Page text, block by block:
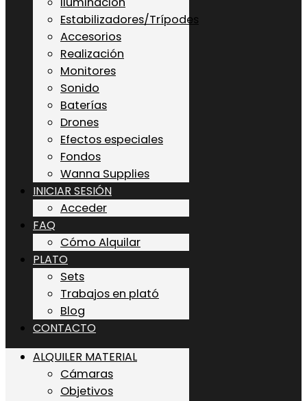
Estabilizadores/Trípodes
Accesorios
Realización
Monitores
Sonido
Baterías
Drones
Efectos especiales
Fondos
Wanna Supplies
INICIAR SESIÓN
Acceder
FAQ
Cómo Alquilar
PLATO
Sets
Trabajos en plató
Blog
CONTACTO
ALQUILER MATERIAL
Cámaras
Objetivos